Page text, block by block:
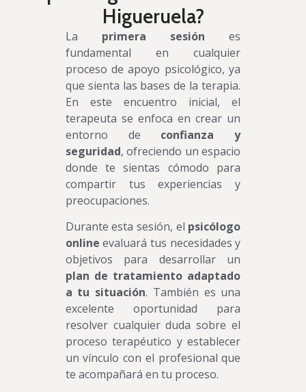
Higueruela?
La primera sesión es
fundamental en cualquier
proceso de apoyo psicológico, ya
que sienta las bases de la terapia.
En este encuentro inicial, el
terapeuta se enfoca en crear un
entorno de confianza y
seguridad, ofreciendo un espacio
donde te sientas cómodo para
compartir tus experiencias y
preocupaciones.
Durante esta sesión, el psicólogo
online evaluará tus necesidades y
objetivos para desarrollar un
plan de tratamiento adaptado
a tu situación. También es una
excelente oportunidad para
resolver cualquier duda sobre el
proceso terapéutico y establecer
un vínculo con el profesional que
te acompañará en tu proceso.